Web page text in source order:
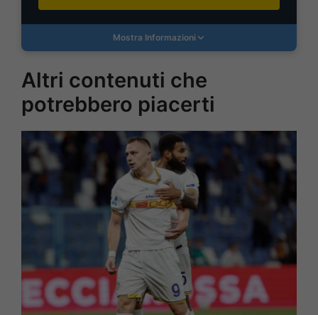
Mostra Informazioni
Altri contenuti che
potrebbero piacerti